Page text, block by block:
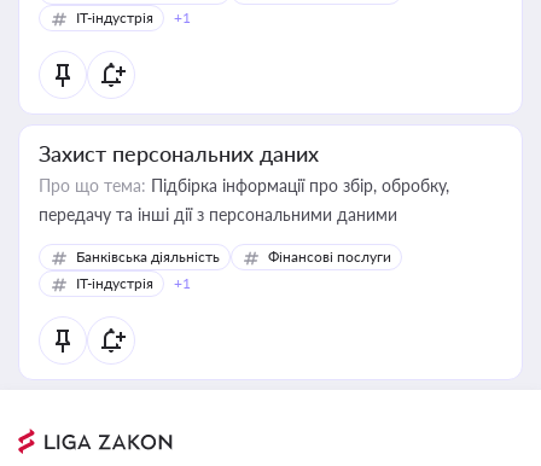
IT-індустрія
+1
Захист персональних даних
Про що тема: Підбірка інформації про збір, обробку,
передачу та інші дії з персональними даними
Банківська діяльність
Фінансові послуги
IT-індустрія
+1